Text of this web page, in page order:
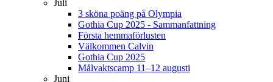
Juli
3 sköna poäng på Olympia
Gothia Cup 2025 - Sammanfattning
Första hemmaförlusten
Välkommen Calvin
Gothia Cup 2025
Målvaktscamp 11–12 augusti
Juni